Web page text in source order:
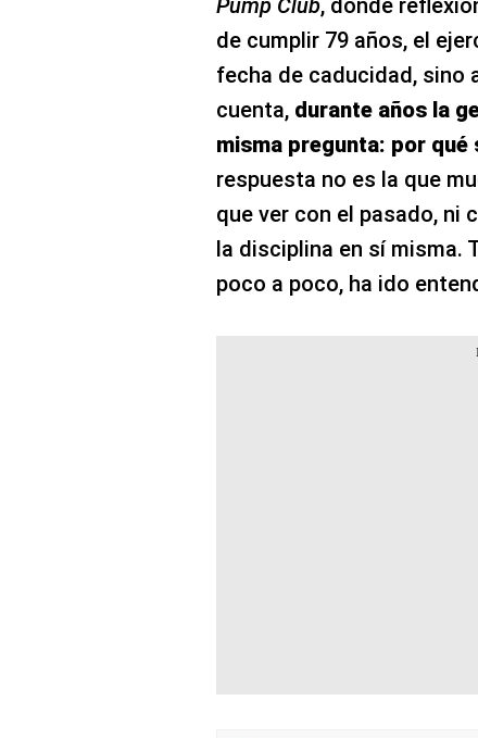
Pump Club, donde
de cumplir 79 años, el
fecha de caducidad, sino
cuenta, durante años la
misma pregunta: por qué
respuesta no es la que
que ver con el pasado, ni
la disciplina en sí misma.
poco a poco, ha ido